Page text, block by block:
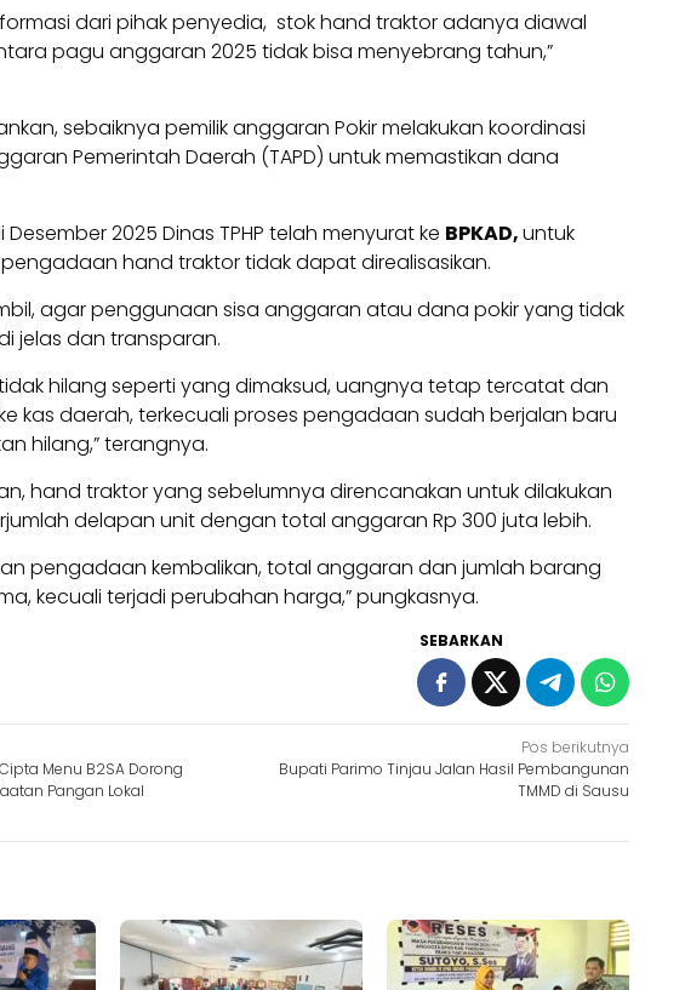
dari pihak penyedia, stok hand traktor adanya diawal
pagu anggaran 2025 tidak bisa menyebrang tahun,”
sebaiknya pemilik anggaran Pokir melakukan koordinasi
Pemerintah Daerah (TAPD) untuk memastikan dana
2025 Dinas TPHP telah menyurat ke BPKAD,untuk
hand traktor tidak dapat direalisasikan.
agar penggunaan sisa anggaran atau dana pokir yang tidak
jelas dan transparan.
hilang seperti yang dimaksud, uangnya tetap tercatat dan
kas daerah, terkecuali proses pengadaan sudah berjalan baru
hilang,” terangnya.
hand traktor yang sebelumnya direncanakan untuk dilakukan
delapan unit dengan total anggaran Rp 300 juta lebih.
pengadaan kembalikan, total anggaran dan jumlah barang
kecuali terjadi perubahan harga,” pungkasnya.
SEBARKAN
Menu B2SA Dorong
Pangan Lokal
Pos berikutnya
Bupati Parimo Tinjau Jalan Hasil Pembangunan
TMMD di Sausu